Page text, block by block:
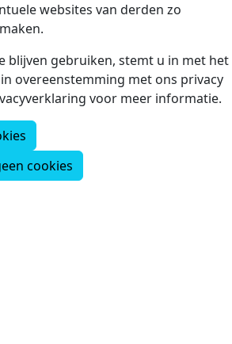
websites van derden zo
blijven gebruiken, stemt u in met het
overeenstemming met ons privacy
voor meer informatie.
cookies